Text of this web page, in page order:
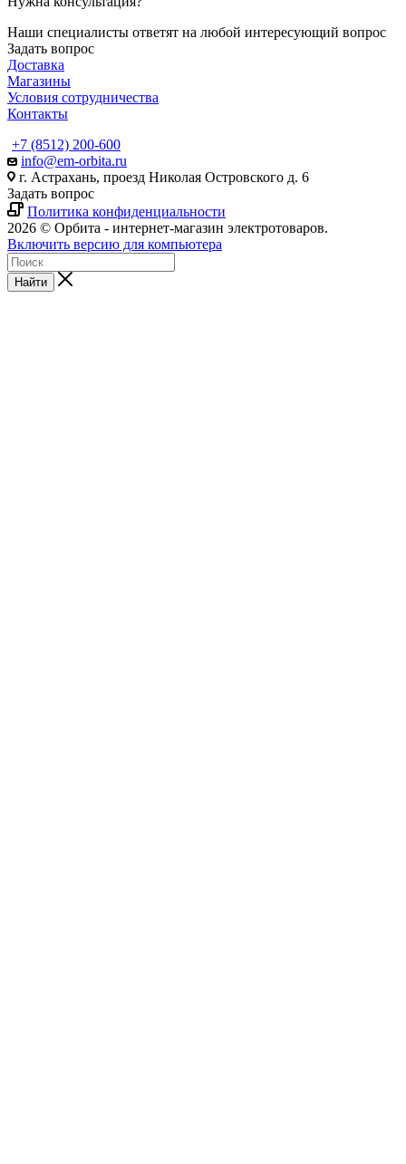
Наши специалисты ответят на любой интересующий вопрос
Задать вопрос
Доставка
Магазины
Условия сотрудничества
Контакты
+7 (8512) 200-600
info@em-orbita.ru
г. Астрахань, проезд Николая Островского д. 6
Задать вопрос
Политика конфиденциальности
2026 © Орбита - интернет-магазин электротоваров.
Включить версию для компьютера
Найти